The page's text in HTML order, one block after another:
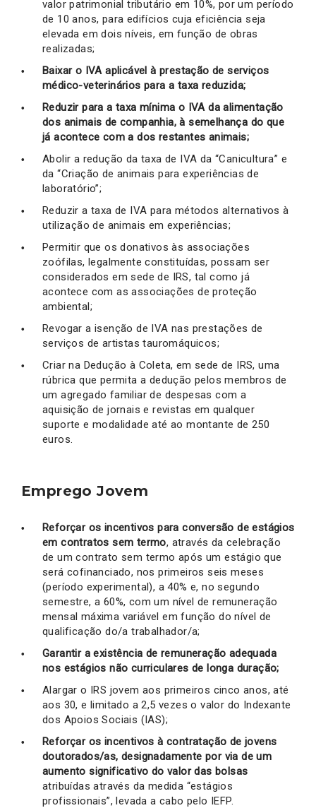
valor patrimonial tributário em 10%, por um período
de 10 anos, para edifícios cuja eficiência seja
elevada em dois níveis, em função de obras
realizadas;
Baixar o IVA aplicável à prestação de serviços
médico-veterinários para a taxa reduzida;
Reduzir para a taxa mínima o IVA da alimentação
dos animais de companhia, à semelhança do que
já acontece com a dos restantes animais;
Abolir a redução da taxa de IVA da “Canicultura” e
da “Criação de animais para experiências de
laboratório”;
Reduzir a taxa de IVA para métodos alternativos à
utilização de animais em experiências;
Permitir que os donativos às associações
zoófilas, legalmente constituídas, possam ser
considerados em sede de IRS, tal como já
acontece com as associações de proteção
ambiental;
Revogar a isenção de IVA nas prestações de
serviços de artistas tauromáquicos;
Criar na Dedução à Coleta, em sede de IRS, uma
rúbrica que permita a dedução pelos membros de
um agregado familiar de despesas com a
aquisição de jornais e revistas em qualquer
suporte e modalidade até ao montante de 250
euros.
Emprego Jovem
Reforçar os incentivos para conversão de estágios
em contratos sem termo, através da celebração
de um contrato sem termo após um estágio que
será cofinanciado, nos primeiros seis meses
(período experimental), a 40% e, no segundo
semestre, a 60%, com um nível de remuneração
mensal máxima variável em função do nível de
qualificação do/a trabalhador/a;
Garantir a existência de remuneração adequada
nos estágios não curriculares de longa duração;
Alargar o IRS jovem aos primeiros cinco anos, até
aos 30, e limitado a 2,5 vezes o valor do Indexante
dos Apoios Sociais (IAS);
Reforçar os incentivos à contratação de jovens
doutorados/as, designadamente por via de um
aumento significativo do valor das bolsas
atribuídas através da medida “estágios
profissionais”, levada a cabo pelo IEFP.